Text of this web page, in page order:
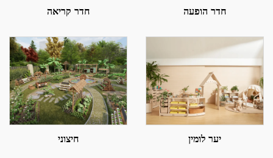
חדר הופעה חדר קריאה
יער לומין חיצוני